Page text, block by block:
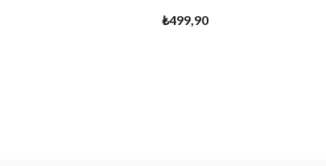
₺499,90